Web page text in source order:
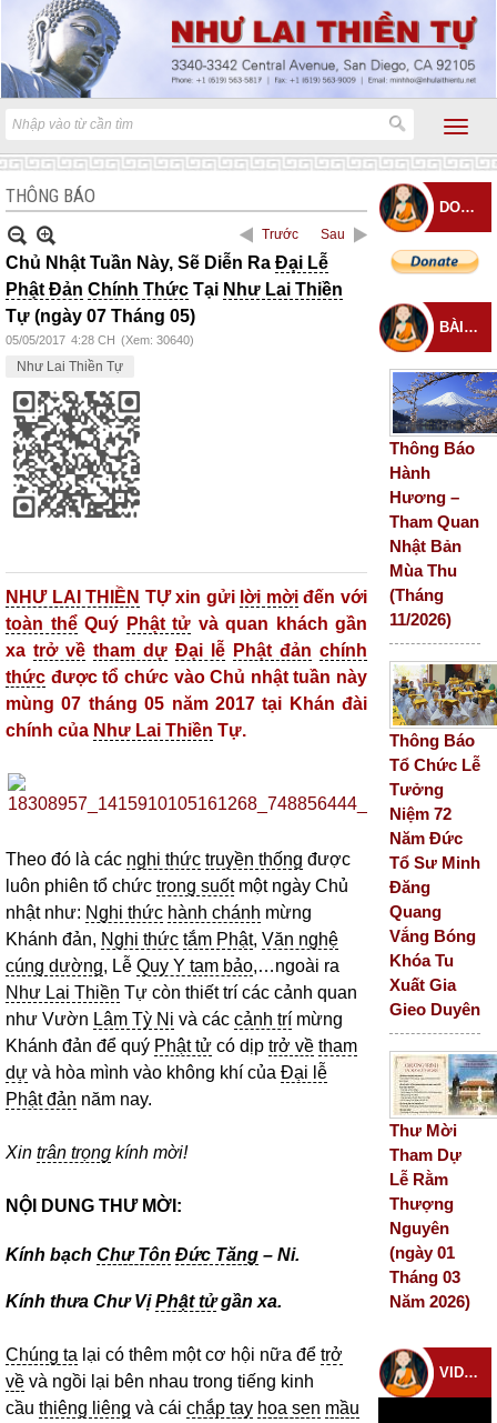
THÔNG BÁO
Trước Sau
Chủ Nhật Tuần Này, Sẽ Diễn Ra Đại Lễ
Phật Đản Chính Thức Tại Như Lai Thiền
Tự (ngày 07 Tháng 05)
05/05/2017 4:28 CH (Xem: 30640)
Như Lai Thiền Tự
NHƯ LAI THIỀN TỰ xin gửi lời mờiđến với
toàn thểQuý Phật tử và quan khách gần
xa trở về tham dự Đại lễ Phật đản chính
thức được tổ chức vào Chủ nhật tuần này
mùng 07 tháng 05 năm 2017 tại Khán đài
chính của Như Lai Thiền Tự.
Theo đó là các nghi thức truyền thống được
luôn phiên tổ chức trong suốtmột ngày Chủ
nhật như: Nghi thức hành chánh mừng
Khánh đản, Nghi thức tắm Phật, Văn nghệ
cúng dường, Lễ Quy Y tam bảo,…ngoài ra
Như Lai Thiền Tự còn thiết trí các cảnh quan
như Vườn Lâm Tỳ Ni và các cảnh trí mừng
Khánh đản để quý Phật tử có dịp trở về tham
dự và hòa mình vào không khí của Đại lễ
Phật đản năm nay.
Xin trân trọng kính mời!
NỘI DUNG THƯ MỜI:
Kính bạch Chư Tôn Đức Tăng – Ni.
Kính thưa Chư VịPhật tửgần xa.
Chúng ta lại có thêm một cơ hội nữa để trở
về và ngồi lại bên nhau trong tiếng kinh
cầu thiêng liêng và cái chắp tay hoa sen mầu
DONATE
BÀI ĐĂNG MỚI
Thông Báo
Hành
Hương –
Tham Quan
Nhật Bản
Mùa Thu
(Tháng
11/2026)
Thông Báo
Tổ Chức Lễ
Tưởng
Niệm 72
Năm Đức
Tổ Sư Minh
Đăng
Quang
Vắng Bóng
Khóa Tu
Xuất Gia
Gieo Duyên
Thư Mời
Tham Dự
Lễ Rằm
Thượng
Nguyên
(ngày 01
Tháng 03
Năm 2026)
VIDEO CHÙA